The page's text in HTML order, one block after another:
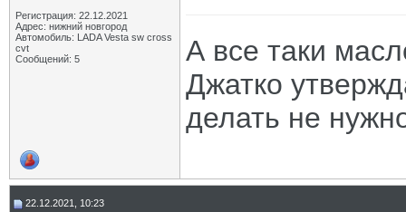
Регистрация: 22.12.2021
Адрес: нижний новгород
Автомобиль: LADA Vesta sw cross
cvt
Сообщений: 5
А все таки
Джатко
делать не
22.12.2021, 10:23